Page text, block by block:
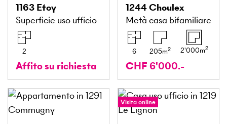
1163 Etoy
Superficie uso ufficio
2
Affito su richiesta
1244Choulex
Metà casa bifamiliare
6 205m2 2'000m2
CHF 6'000.-
Visita online